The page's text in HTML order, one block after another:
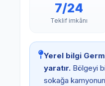
7/24
Teklif imkânı
Yerel bilgi
yaratır. Bölgeyi
sokağa